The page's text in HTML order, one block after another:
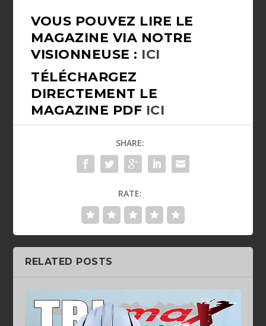
VOUS POUVEZ LIRE LE
MAGAZINE VIA NOTRE
VISIONNEUSE : ICI
TÉLÉCHARGEZ
DIRECTEMENT LE
MAGAZINE PDF ICI
SHARE:
RATE:
RELATED POSTS